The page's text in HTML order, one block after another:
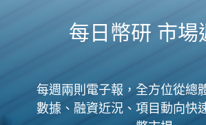
每日幣研 市場
每週兩則電子報，全方位從總
數據、融資近況、項目動向快